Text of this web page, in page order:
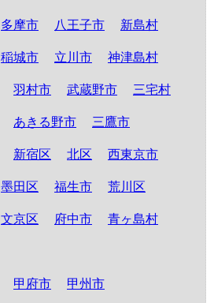
多摩市 八王子市 新島村
稲城市 立川市 神津島村
羽村市 武蔵野市 三宅村
あきる野市 三鷹市
新宿区 北区 西東京市
墨田区 福生市 荒川区
文京区 府中市 青ヶ島村
甲府市 甲州市